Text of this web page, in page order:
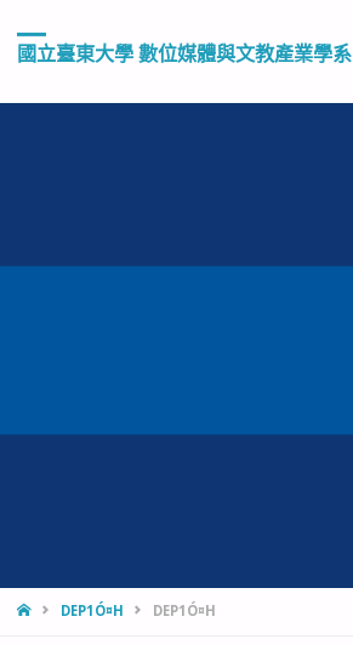
國立臺東大學 數位媒體與文教產業學系
HOMEDEP1­Ó¤H DEP1­Ó¤H